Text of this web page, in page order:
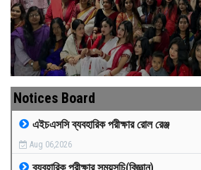
FACULTIES
ACADEMICS
GALLERY
MEDIA
Notices Board
এইচএসসি ব্যবহারিক পরীক্ষার রোল রেঞ্জ
Aug 06,2026